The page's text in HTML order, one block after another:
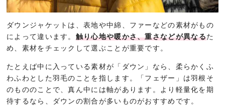
ダウンジャケットは、表地や中綿、ファーなどの素材がもの
によって違います。 触り心地や暖かさ、重さなどが異なるた
め、素材をチェックして選ぶことが重要です。
たとえば中に入っている素材が「ダウン」なら、柔らかくふ
わふわとした羽毛のことを指します。「フェザー」は羽根そ
のもののことで、真ん中には軸があります。より軽量化を期
待するなら、ダウンの割合が多いものがおすすめです。